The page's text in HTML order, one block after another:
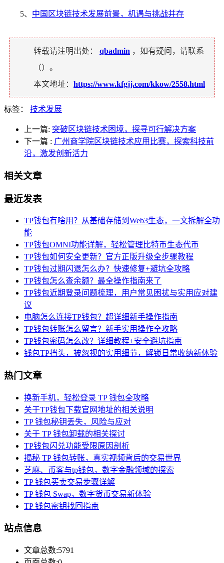
5、 中国区块链技术发展前景，机遇与挑战并存
转载请注明出处： qbadmin ，如有疑问，请联系
（）。
本文地址： https://www.kfgjj.com/kkow/2558.html
标签： 技术发展
上一篇: 突破区块链技术困境，探寻可行解决方案
下一篇 : 广州商学院区块链技术应用比赛，探索科技前
沿，激发创新活力
相关文章
最近发表
TP钱包有啥用？从基础存储到Web3生态，一文拆解全功
能
TP钱包OMNI功能详解，轻松管理比特币生态代币
TP钱包如何安全更新？官方正版升级全步骤教程
TP钱包过期闪退怎么办？快速修复+避坑全攻略
TP钱包怎么查余额？最全操作指南来了
TP钱包近期登录问题梳理，用户常见困扰与实用应对建
议
电脑怎么连接TP钱包？超详细新手操作指南
TP钱包转账怎么留言？新手实用操作全攻略
TP钱包密码怎么改？详细教程+安全避坑指南
钱包TP挡头，被忽视的实用细节，解锁日常收纳新体验
热门文章
换新手机，轻松登录 TP 钱包全攻略
关于TP钱包下载官网地址的相关说明
TP 钱包秘钥丢失，风险与应对
关于 TP 钱包卸载的相关探讨
TP钱包闪兑功能受限原因剖析
揭秘 TP 钱包转账，真实视频背后的交易世界
芝麻、币客与tp钱包，数字金融领域的探索
TP 钱包买卖交易步骤详解
TP 钱包 Swap，数字货币交易新体验
TP 钱包密钥找回指南
站点信息
文章总数:5791